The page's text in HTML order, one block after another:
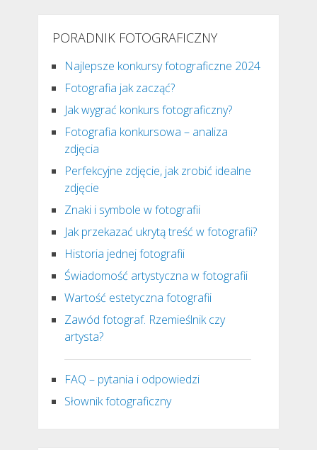
PORADNIK FOTOGRAFICZNY
Najlepsze konkursy fotograficzne 2024
Fotografia jak zacząć?
Jak wygrać konkurs fotograficzny?
Fotografia konkursowa – analiza
zdjęcia
Perfekcyjne zdjęcie, jak zrobić idealne
zdjęcie
Znaki i symbole w fotografii
Jak przekazać ukrytą treść w fotografii?
Historia jednej fotografii
Świadomość artystyczna w fotografii
Wartość estetyczna fotografii
Zawód fotograf. Rzemieślnik czy
artysta?
FAQ – pytania i odpowiedzi
Słownik fotograficzny